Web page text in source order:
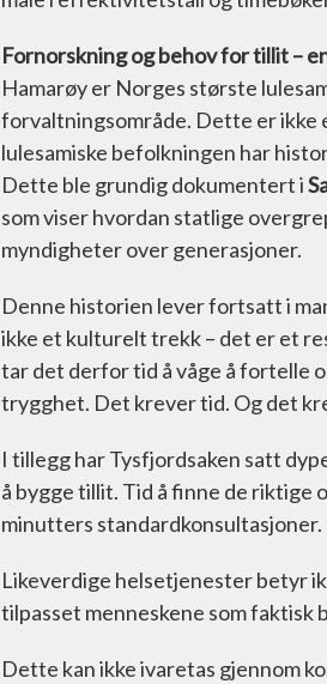
Fornorskning og behov for tillit –
Hamarøy er Norges største
forvaltningsområde. Dette er ikke
lulesamiske befolkningen har
Dette ble grundig dokumentert i
som viser hvordan statlige
myndigheter over generasjoner.
Denne historien lever fortsatt i
ikke et kulturelt trekk – det er et
tar det derfor tid å våge å fortelle
trygghet. Det krever tid. Og det
I tillegg har Tysfjordsaken satt
å bygge tillit. Tid å finne de riktige
minutters standardkonsultasjoner.
Likeverdige helsetjenester betyr
tilpasset menneskene som faktisk
Dette kan ikke ivaretas gjennom